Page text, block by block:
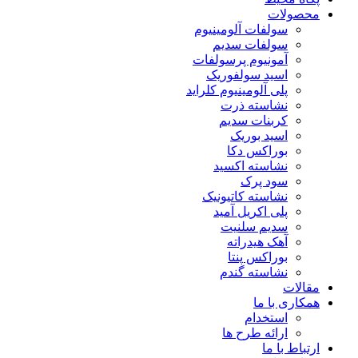
محصولات
سولفات آلومینیوم
سولفات سدیم
آمونیوم پرسولفات
اسید سولفوریک
پلی آلومینیوم کلراید
نشاسته ذرت
کربنات سدیم
اسید بوریک
بوراکس دکا
نشاسته اکسید
سود پرک
نشاسته کاتیونیک
پلی اکریل آمید
سدیم سلنیت
آهک هیدراته
بوراکس پنتا
نشاسته گندم
مقالات
همکاری با ما
استخدام
ارائه طرح ها
ارتباط با ما